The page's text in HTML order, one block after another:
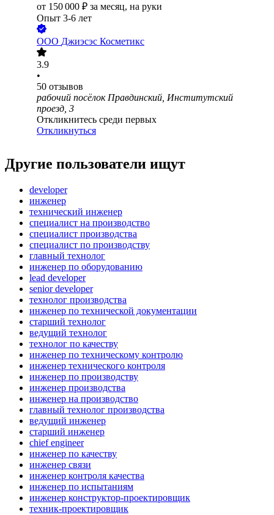
от 150 000 ₽ за месяц, на руки
Опыт 3-6 лет
ООО Джиэсэс Косметикс
3.9
•
50 отзывов
рабочий посёлок Правдинский, Институтский
проезд, 3
Откликнитесь среди первых
Откликнуться
Другие пользователи ищут
developer
инженер
технический инженер
специалист на производство
специалист производства
специалист по производству
главный технолог
инженер по оборудованию
lead developer
senior developer
технолог производства
инженер по технической документации
старший технолог
ведущий технолог
технолог по качеству
инженер по техническому контролю
инженер технического контроля
инженер по производству
инженер производства
инженер на производство
главный технолог производства
ведущий инженер
старший инженер
chief engineer
инженер по качеству
инженер связи
инженер контроля качества
инженер по испытаниям
инженер конструктор-проектировщик
техник-проектировщик